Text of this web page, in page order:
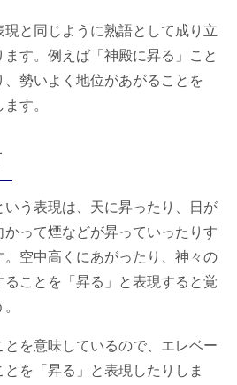
と同じように熟語として成り立
す。例えば「神殿に昇る」こと
勢いよく地位があがることを
す。
いう表現は、天に昇ったり、日が
って煙などが昇っていったりす
。空中高くにあがったり、神々の
ことを「昇る」と表現すると覚
とを意味しているので、エレベー
を「昇る」と表現したりしま